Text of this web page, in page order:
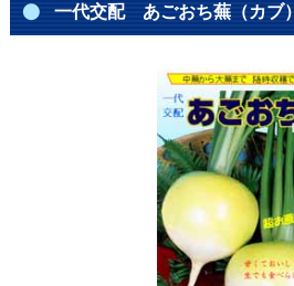
一代交配 あごおち蕪（カブ）